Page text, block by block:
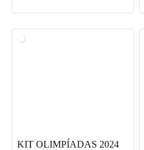
KIT OLIMPÍADAS 2024